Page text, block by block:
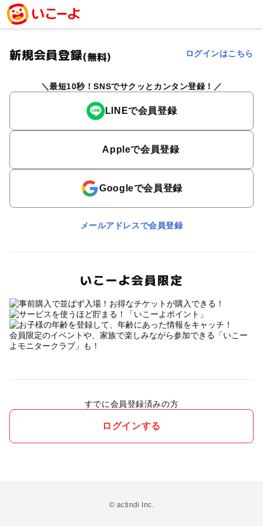
新規会員登録(無料) ログインはこちら
最短10秒！SNSでサクッとカンタン登録！
LINEで会員登録
Appleで会員登録
Googleで会員登録
メールアドレスで会員登録
いこーよ会員限定
会員限定のイベントや、家族で楽しみながら参加できる「いこー
よモニタークラブ」も！
すでに会員登録済みの方
ログインする
© actindi Inc.